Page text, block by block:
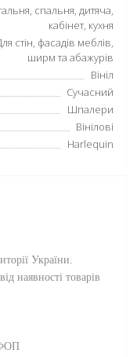
спальня, дитяча,
кабінет, кухня
стін, фасадів меблів,
ширм та абажурів
Вініл
Сучасний
Шпалери
Вінілові
Harlequin
України.
наявності товарів